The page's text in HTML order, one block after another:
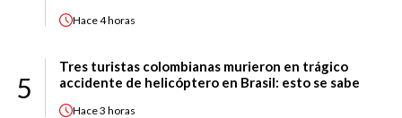
Hace4 horas
5
Tres turistas colombianas murieron en trágico
accidente de helicóptero en Brasil: esto se sabe
Hace3 horas